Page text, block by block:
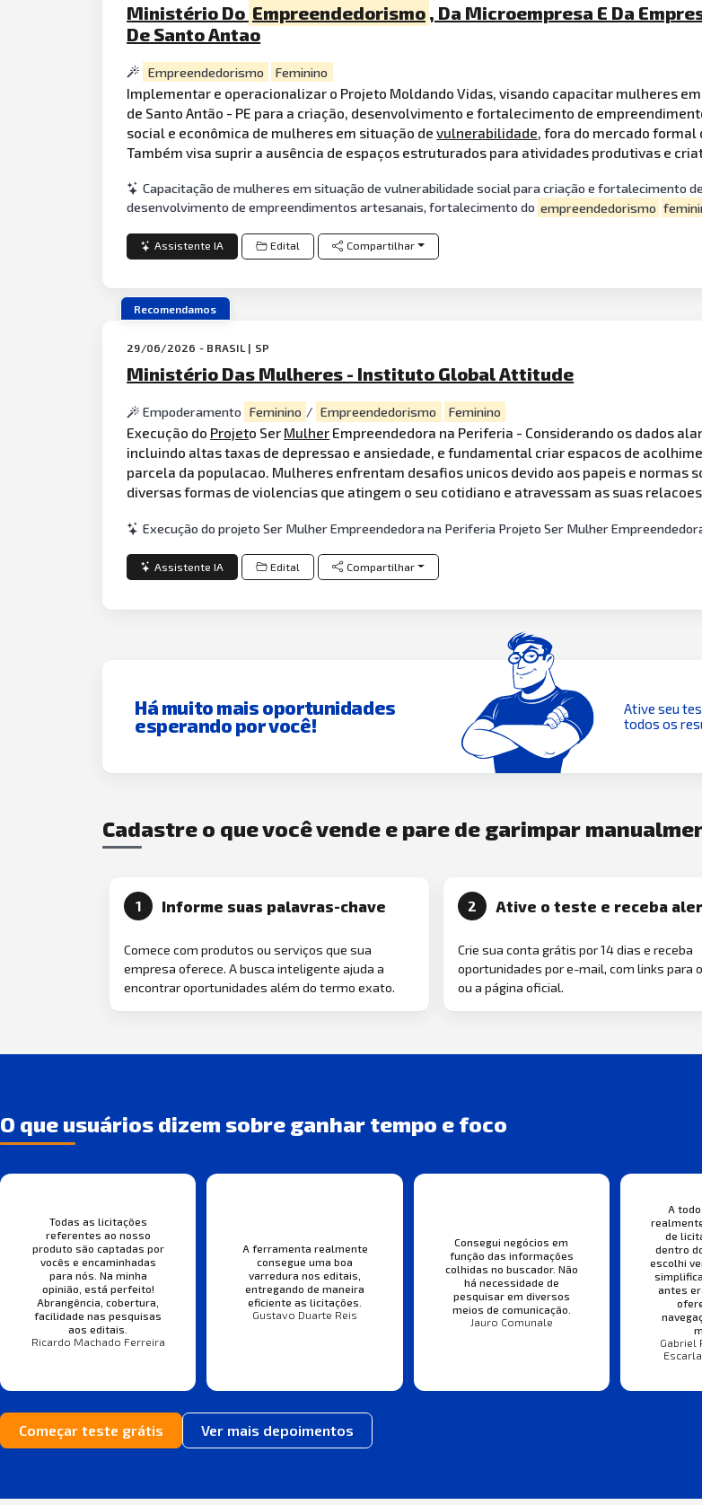
Ministério Do Empreendedorismo , Da Microempresa E Da
De Santo Antao
Empreendedorismo Feminino
Implementar e operacionalizar o Projeto Moldando Vidas, visando capacitar mulheres
de Santo Antão - PE para a criação, desenvolvimento e fortalecimento de
social e econômica de mulheres em situação devulnerabilidade, fora do mercado
Também visa suprir a ausência de espaços estruturados para atividades produtivas e
Capacitação de mulheres em situação de vulnerabilidade social para criação e fortalecimento
desenvolvimento de empreendimentos artesanais, fortalecimento do empreendedorismo
Assistente IA Edital Compartilhar
Recomendamos
29/06/2026 - BRASIL | SP
Ministério Das Mulheres - Instituto Global Attitude
Empoderamento Feminino / Empreendedorismo Feminino
Execução do Projeto Ser Mulher Empreendedora na Periferia - Considerando os dados
incluindo altas taxas de depressao e ansiedade, e fundamental criar espacos de
parcela da populacao. Mulheres enfrentam desafios unicos devido aos papeis e normas
diversas formas de violencias que atingem o seu cotidiano e atravessam as suas
Execução do projeto Ser Mulher Empreendedora na Periferia Projeto Ser Mulher
Assistente IA Edital Compartilhar
Há muito mais oportunidades
esperando por você!
Ative seu
todos os
Cadastre o que você vende e pare de garimpar
1 Informe suas palavras-chave
Comece com produtos ou serviços que sua
empresa oferece. A busca inteligente ajuda a
encontrar oportunidades além do termo exato.
2 Ative o teste e receba
Crie sua conta grátis por 14 dias e receba
oportunidades por e-mail, com links para
ou a página oficial.
O que usuários dizem sobre ganhar tempo e foco
Todas as licitações
referentes ao nosso
produto são captadas por
vocês e encaminhadas
para nós. Na minha
opinião, está perfeito!
Abrangência, cobertura,
facilidade nas pesquisas
aos editais.
Ricardo Machado Ferreira
A ferramenta realmente
consegue uma boa
varredura nos editais,
entregando de maneira
eficiente as licitações.
Gustavo Duarte Reis
Consegui negócios em
função das informações
colhidas no buscador. Não
há necessidade de
pesquisar em diversos
meios de comunicação.
Jauro Comunale
A
de
dentro
escolhi
antes
Gabriel
Começar teste grátis Ver mais depoimentos